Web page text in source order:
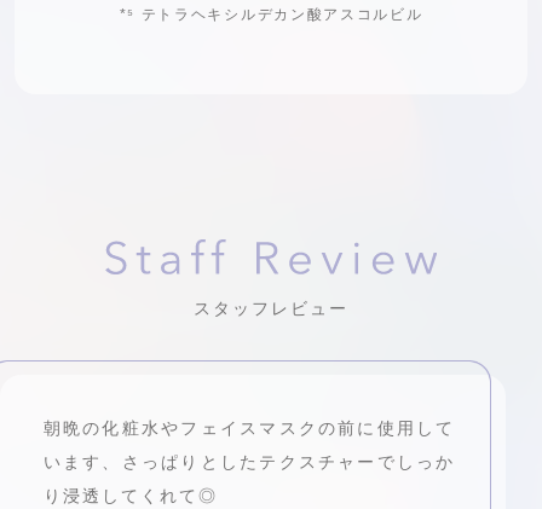
*⁵ テトラヘキシルデカン酸アスコルビル
スタッフレビュー
朝晩の化粧水やフェイスマスクの前に使用して
います、さっぱりとしたテクスチャーでしっか
り浸透してくれて◎